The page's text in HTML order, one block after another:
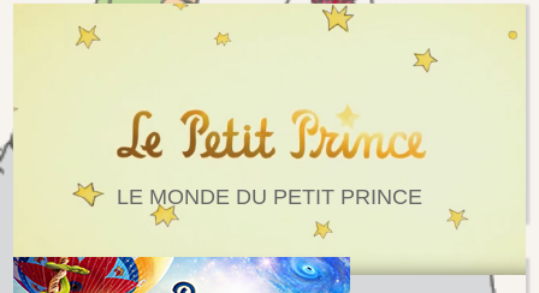
LE MONDE DU PETIT PRINCE